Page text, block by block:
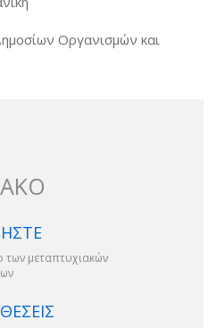
Οργανισμών και
των μεταπτυχιακών